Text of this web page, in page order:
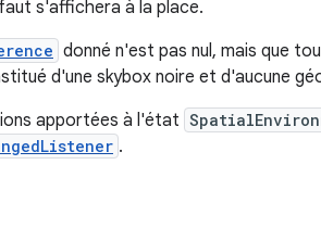
s'affichera à la place.
donné n'est pas nul, mais que
d'une skybox noire et d'aucune
apportées à l'état
.